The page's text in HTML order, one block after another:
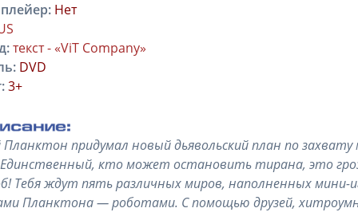
Нет
текст - «ViT Company»
DVD
3+
Планктон придумал новый дьявольский план по
кто может остановить тирана, это
Тебя ждут пять различных миров, наполненных мини-
Планктона — роботами. С помощью друзей,